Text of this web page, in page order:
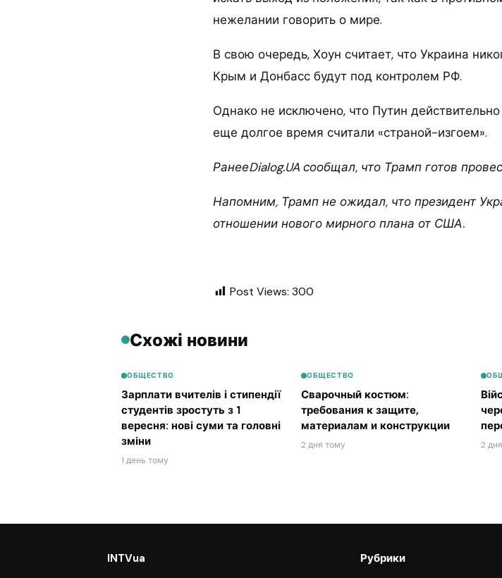
нежелании говорить о мире.
В свою очередь, Хоун считает, что Украина
Крым и Донбасс будут под контролем РФ.
Однако не исключено, что Путин
еще долгое время считали «страной-изгоем».
РанееDialog.UA сообщал, что Трамп готов
Напомним, Трамп не ожидал, что президент
отношении нового мирного плана от США.
Post Views: 300
Схожі новини
ОБЩЕСТВО
Зарплати вчителів і стипендії
студентів зростуть з 1
вересня: нові суми та головні
зміни
1 день тому
ОБЩЕСТВО
Сварочный костюм:
требования к защите,
материалам и конструкции
2 дня тому 2
INTVua Рубрики